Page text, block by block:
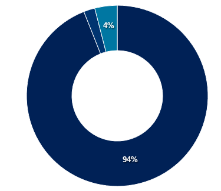
94%
4%